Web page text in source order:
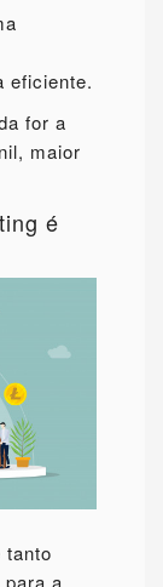
eficiente.
for a
maior
é
tanto
a